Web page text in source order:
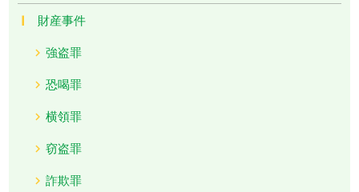
財産事件
強盗罪
恐喝罪
横領罪
窃盗罪
詐欺罪